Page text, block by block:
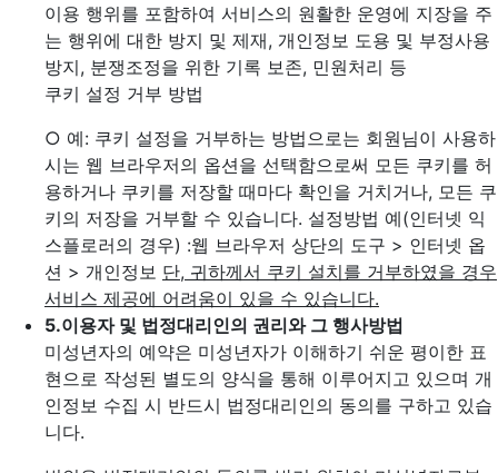
이용 행위를 포함하여 서비스의 원활한 운영에 지장을 주
는 행위에 대한 방지 및 제재, 개인정보 도용 및 부정사용
방지, 분쟁조정을 위한 기록 보존, 민원처리 등
쿠키 설정 거부 방법
○ 예: 쿠키 설정을 거부하는 방법으로는 회원님이 사용하
시는 웹 브라우저의 옵션을 선택함으로써 모든 쿠키를 허
용하거나 쿠키를 저장할 때마다 확인을 거치거나, 모든 쿠
키의 저장을 거부할 수 있습니다. 설정방법 예(인터넷 익
스플로러의 경우) :웹 브라우저 상단의 도구 > 인터넷 옵
션 > 개인정보 단, 귀하께서 쿠키 설치를 거부하였을 경우
서비스 제공에 어려움이 있을 수 있습니다.
5.이용자 및 법정대리인의 권리와 그 행사방법
미성년자의 예약은 미성년자가 이해하기 쉬운 평이한 표
현으로 작성된 별도의 양식을 통해 이루어지고 있으며 개
인정보 수집 시 반드시 법정대리인의 동의를 구하고 있습
니다.